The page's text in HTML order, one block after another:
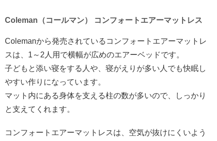
Coleman（コールマン） コンフォートエアーマットレス
Colemanから発売されているコンフォートエアーマットレ
スは、1～2人用で横幅が広めのエアーベッドです。
子どもと添い寝をする人や、寝がえりが多い人でも快眠し
やすい作りになっています。
マット内にある身体を支える柱の数が多いので、しっかり
と支えてくれます。
コンフォートエアーマットレスは、空気が抜けにくいよう